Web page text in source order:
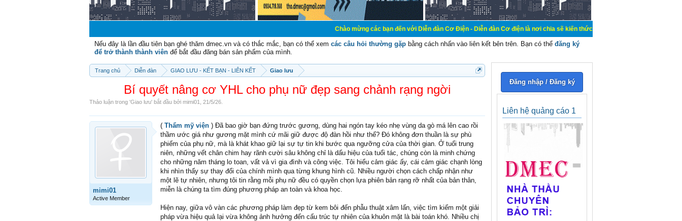
Chào mừng các bạn đến với Diễn đàn Cơ Điện - Diễn đàn Cơ điện là nơi chia sẽ kiến thức kinh nghiệm trong lãnh vực cơ điện,
Nếu đây là lần đầu tiên bạn ghé thăm dmec.vn và có thắc mắc, bạn có thể xem các câu hỏi thường gặp bằng cách nhấn vào liên kết bên trên. Bạn có thể đăng ký
để trở thành thành viên để bắt đầu đăng bán sản phẩm của mình.
Trang chủ Diễn đàn GIAO LƯU - KẾT BẠN - LIÊN KẾT Giao lưu
Bí quyết nâng cơ YHL cho phụ nữ đẹp sang chảnh rạng ngời
Thảo luận trong 'Giao lưu' bắt đầu bởi mimi01 21/5/26
mimi01
Active Member
( Thẩm mỹ viện ) Đã bao giờ bạn đứng trước gương, dùng hai ngón tay kéo nhẹ vùng da gò má lên cao rồi
thầm ước giá như gương mặt mình cứ mãi giữ được độ đàn hồi như thế? Đó không đơn thuần là sự phù
phiếm của phụ nữ, mà là khát khao giữ lại sự tự tin khi bước qua ngưỡng cửa của thời gian. Ở tuổi trung
niên, những vết chân chim hay rãnh cười sâu không chỉ là dấu hiệu của tuổi tác, chúng còn là minh chứng
cho những năm tháng lo toan, vất vả vì gia đình và công việc. Tôi hiểu cảm giác ấy, cái cảm giác chạnh lòng
khi nhìn thấy sự thay đổi của chính mình qua từng khung hình cũ. Nhiều người chọn cách chấp nhận như
một lẽ tự nhiên, nhưng tôi tin rằng mỗi phụ nữ đều có quyền chọn lựa phiên bản rạng rỡ nhất của bản thân,
miễn là chúng ta tìm đúng phương pháp an toàn và khoa học.
Hiện nay, giữa vô vàn các phương pháp làm đẹp từ kem bôi đến phẫu thuật xâm lấn, việc tìm kiếm một giải
pháp vừa hiệu quả lại vừa không ảnh hưởng đến cấu trúc tự nhiên của khuôn mặt là bài toán khó. Nhiều chị
Đăng nhập / Đăng ký
Liên hệ quảng cáo 1